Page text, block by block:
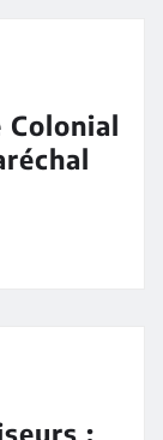
Colonial
: